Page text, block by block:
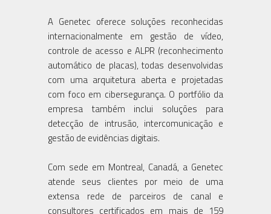
A Genetec oferece soluções reconhecidas
internacionalmente em gestão de vídeo,
controle de acesso e ALPR (reconhecimento
automático de placas), todas desenvolvidas
com uma arquitetura aberta e projetadas
com foco em cibersegurança. O portfólio da
empresa também inclui soluções para
detecção de intrusão, intercomunicação e
gestão de evidências digitais.
Com sede em Montreal, Canadá, a Genetec
atende seus clientes por meio de uma
extensa rede de parceiros de canal e
consultores certificados em mais de 159